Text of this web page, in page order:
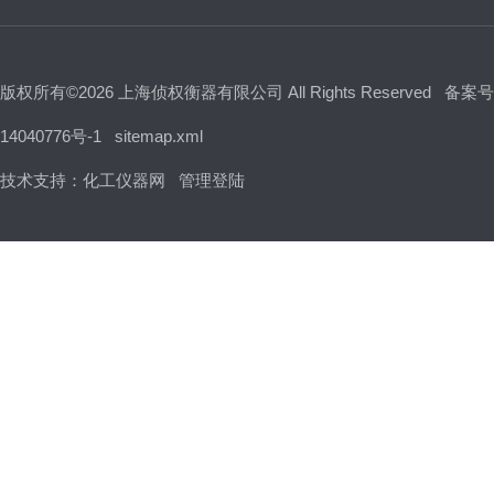
版权所有©2026 上海侦权衡器有限公司 All Rights Reserved 备案
14040776号-1 sitemap.xml
技术支持： 化工仪器网 管理登陆